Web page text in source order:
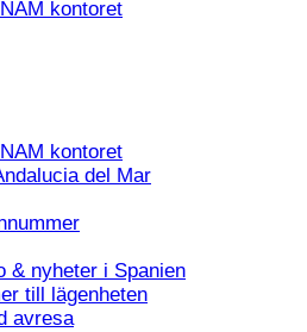
kontoret
kontoret
del Mar
& nyheter i Spanien
till lägenheten
avresa